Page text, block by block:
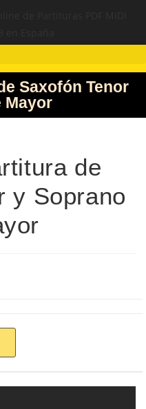
Saxofón Tenor
Mayor
de
y Soprano